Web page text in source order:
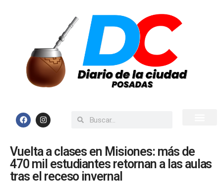
Vuelta a clases en Misiones: más de
470 mil estudiantes retornan a las aulas
tras el receso invernal